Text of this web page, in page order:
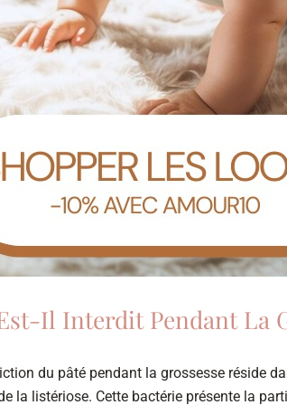
Il Interdit Pendant La
du pâté pendant la grossesse réside
la listériose. Cette bactérie présente la